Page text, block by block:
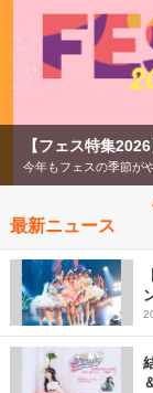
【フェス特集2026】
今年もフェスの季節がや
最新ニュース